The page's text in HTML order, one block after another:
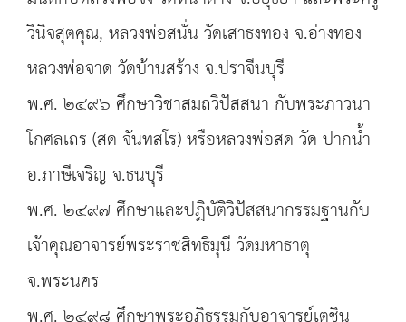
วินิจสุตคุณ, หลวงพ่อสนั่น วัดเสาธงทอง จ.อ่างทอง
หลวงพ่อจาด วัดบ้านสร้าง จ.ปราจีนบุรี
พ.ศ. ๒๔๙๖ ศึกษาวิชาสมถวิปัสสนา กับพระภาวนา
โกศลเถร (สด จันทสโร) หรือหลวงพ่อสด วัด ปากน้ำ
อ.ภาษีเจริญ จ.ธนบุรี
พ.ศ. ๒๔๙๗ ศึกษาและปฏิบัติวิปัสสนากรรมฐานกับ
เจ้าคุณอาจารย์พระราชสิทธิมุนี วัดมหาธาตุ
จ.พระนคร